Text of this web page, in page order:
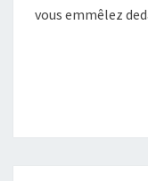
vous emmêlez